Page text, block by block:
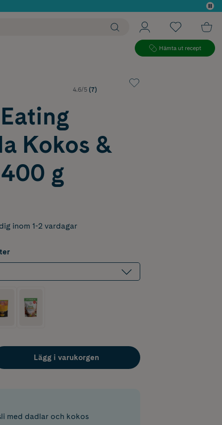
Hämta ut recept
4.6/5 (7)
Kokos &
g
inom 1-2 vardagar
Lägg i varukorgen
med dadlar och kokos